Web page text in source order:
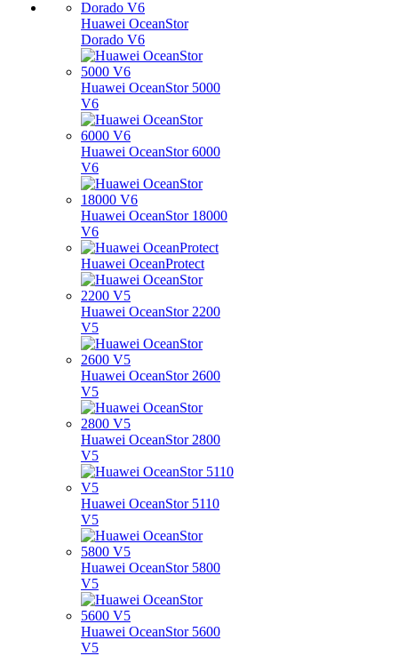
Huawei OceanStor
Dorado V6
Huawei OceanStor 5000
V6
Huawei OceanStor 6000
V6
Huawei OceanStor 18000
V6
Huawei OceanProtect
Huawei OceanStor 2200
V5
Huawei OceanStor 2600
V5
Huawei OceanStor 2800
V5
Huawei OceanStor 5110
V5
Huawei OceanStor 5800
V5
Huawei OceanStor 5600
V5